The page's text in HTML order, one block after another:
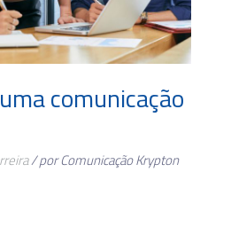
comunicação
/ por Comunicação Krypton